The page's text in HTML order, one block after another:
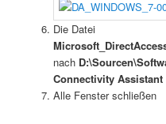
Die Datei
nach
Connectivity Assistant
Alle Fenster schließen